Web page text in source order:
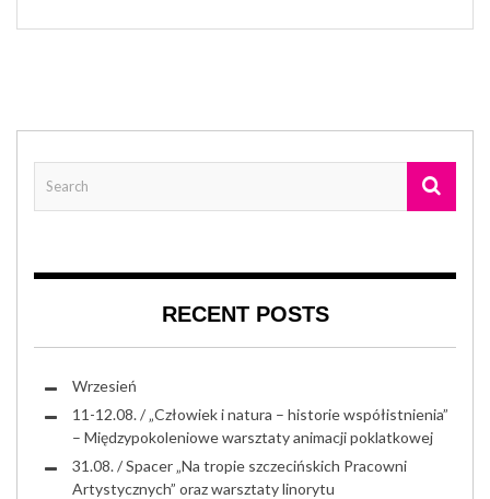
RECENT POSTS
Wrzesień
11-12.08. / „Człowiek i natura – historie współistnienia”
– Międzypokoleniowe warsztaty animacji poklatkowej
31.08. / Spacer „Na tropie szczecińskich Pracowni
Artystycznych” oraz warsztaty linorytu